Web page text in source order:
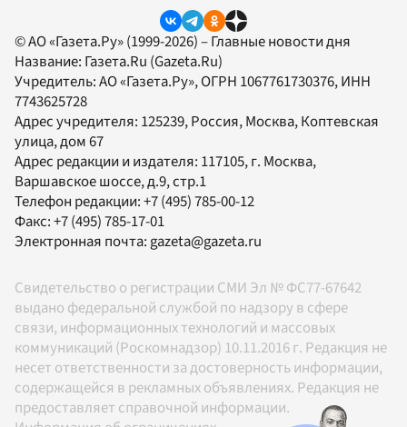
© АО «Газета.Ру» (1999-2026) – Главные новости дня
Название: Газета.Ru (Gazeta.Ru)
Учредитель:АО «Газета.Ру», ОГРН 1067761730376, ИНН
7743625728
Адрес учредителя: 125239, Россия, Москва, Коптевская
улица, дом 67
Адрес редакции и издателя: 117105, г. Москва,
Варшавское шоссе, д.9, стр.1
Телефон редакции:+7 (495) 785-00-12
Факс:+7 (495) 785-17-01
Электронная почта:gazeta@gazeta.ru
Свидетельство о регистрации СМИ Эл № ФС77-67642
выдано федеральной службой по надзору в сфере
связи, информационных технологий и массовых
коммуникаций (Роскомнадзор) 10.11.2016 г. Редакция не
несет ответственности за достоверность информации,
содержащейся в рекламных объявлениях. Редакция не
предоставляет справочной информации.